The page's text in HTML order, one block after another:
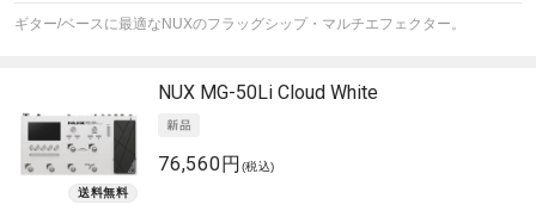
ギター/ベースに最適なNUXのフラッグシップ・マルチエフェクター。
NUX MG-50Li Cloud White
76,560円 (税込)